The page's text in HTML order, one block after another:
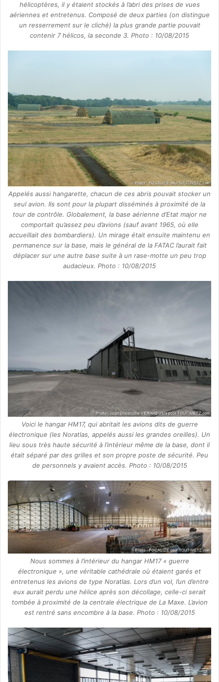
hélicoptères, il y étaient stockés à l’abri des prises de vues
aériennes et entretenus. Composé de deux parties (on distingue
un resserrement sur le cliché) la plus grande partie pouvait
contenir 7 hélicos, la seconde 3. Photo : 10/08/2015
Appelés aussi hangarette, chacun de ces abris pouvait stocker un
seul avion. Ils sont pour la plupart disséminés à proximité de la
tour de contrôle. Globalement, la base aérienne d’Etat major ne
comportait qu’assez peu d’avions (sauf avant 1965, où elle
accueillait des bombardiers). Un mirage était ensuite maintenu en
permanence sur la base, mais le général de la FATAC l’aurait fait
déplacer sur une autre base suite à un rase-motte un peu trop
audacieux. Photo : 10/08/2015
Voici le hangar HM17, qui abritait les avions dits de guerre
électronique (les Noratlas, appelés aussi les grandes oreilles). Un
lieu sous très haute sécurité à l’intérieur même de la base, dont il
était séparé par des grilles et son propre poste de sécurité. Peu
de personnels y avaient accès. Photo : 10/08/2015
Nous sommes à l’intérieur du hangar HM17 « guerre
électronique », une véritable cathédrale où étaient garés et
entretenus les avions de type Noratlas. Lors d’un vol, l’un d’entre
eux aurait perdu une hélice après son décollage, celle-ci serait
tombée à proximité de la centrale électrique de La Maxe. L’avion
est rentré sans encombre à la base. Photo : 10/08/2015